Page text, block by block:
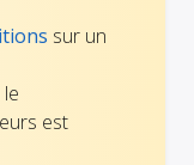
sur un
est